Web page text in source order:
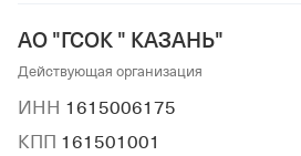
АО "ГСОК " КАЗАНЬ"
Действующая организация
ИНН 1615006175
КПП 161501001